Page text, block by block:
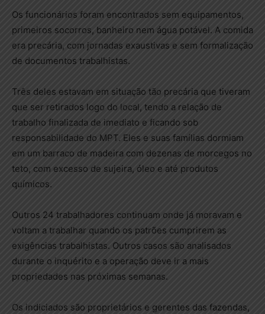
Os funcionários foram encontrados sem equipamentos,
primeiros socorros, banheiro nem água potável. A comida
era precária, com jornadas exaustivas e sem formalização
de documentos trabalhistas.
Três deles estavam em situação tão precária que tiveram
que ser retirados logo do local, tendo a relação de
trabalho finalizada de imediato e ficando sob
responsabilidade do MPT. Eles e suas famílias dormiam
em um barraco de madeira com dezenas de morcegos no
teto, com excesso de sujeira, óleo e até produtos
químicos.
Outros 24 trabalhadores continuam onde já moravam e
voltam a trabalhar quando os patrões cumprirem as
exigências trabalhistas. Outros casos são analisados
durante o inquérito e a operação deve ir a mais
propriedades nas próximas semanas.
Os indiciados são proprietários e gerentes das fazendas,